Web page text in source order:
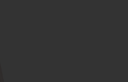
PUFF ジャケット